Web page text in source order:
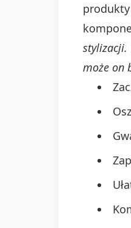
stylizacji.
może on